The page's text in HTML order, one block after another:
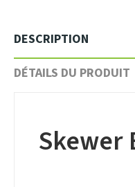
DESCRIPTION
DÉTAILS DU PRODUIT
Skewer